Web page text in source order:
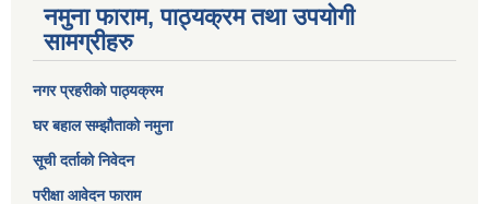
नमुना फाराम, पाठ्यक्रम तथा उपयोगी
सामग्रीहरु
नगर प्रहरीको पाठ्यक्रम
घर बहाल सम्झौताको नमुना
सूची दर्ताको निवेदन
परीक्षा आवेदन फाराम